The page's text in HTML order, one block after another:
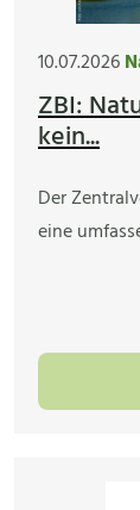
10.07.2026
ZBI:
kein...
Der
eine